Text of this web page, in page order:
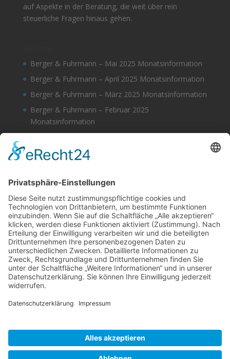
auf Aspekte in der Beratung, die weit über rein
steuerliche Fragen hinaus gehen.
Berger & Fuhrmann – Mai 2025 Monatsinformation
Berger & Fuhrmann – April 2025 Monatsinformation
Berger & Fuhrmann – März 2025 Monatsinformation
Berger & Fuhrmann – Februar 2025
Monatsinformation
Monatsinformation
Suche
Datenschutz
Cookie-Einstellungen
Sonstige
Kontakt
Facebook
Anfahrt & Lageplan